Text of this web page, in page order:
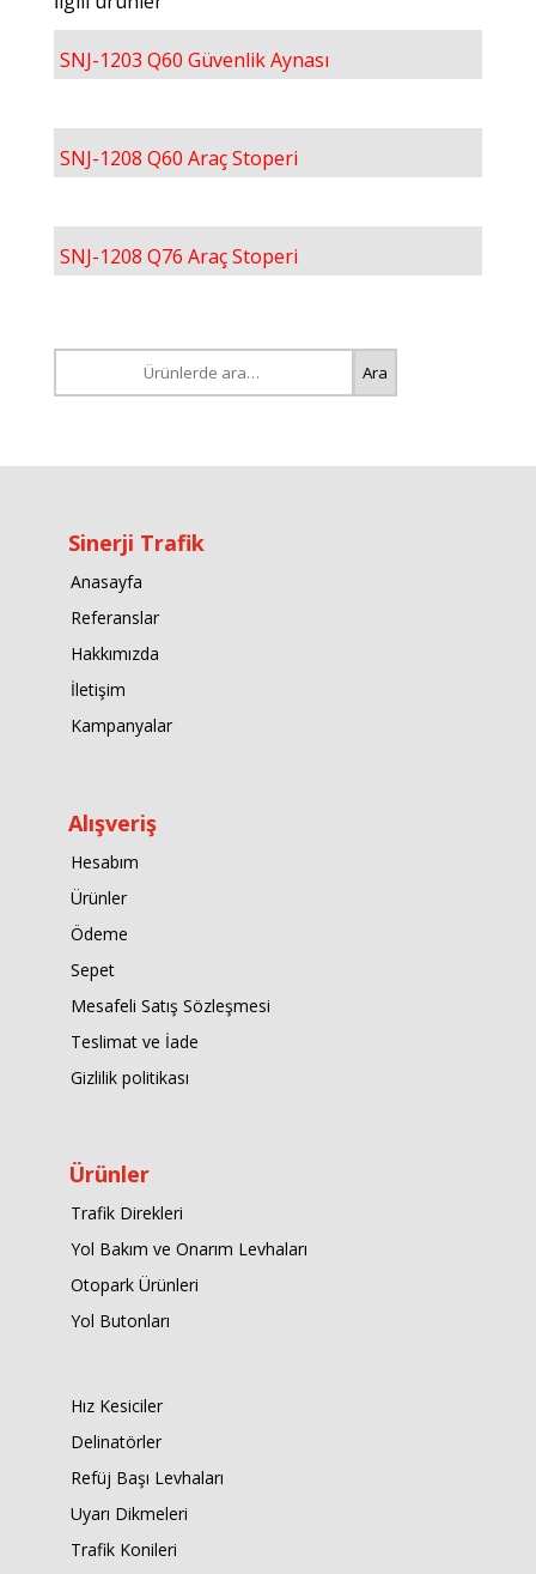
SNJ-1203 Q60 Güvenlik Aynası
SNJ-1208 Q60 Araç Stoperi
SNJ-1208 Q76 Araç Stoperi
Ara
Sinerji Trafik
Anasayfa
Referanslar
Hakkımızda
İletişim
Kampanyalar
Alışveriş
Hesabım
Ürünler
Ödeme
Sepet
Mesafeli Satış Sözleşmesi
Teslimat ve İade
Gizlilik politikası
Ürünler
Trafik Direkleri
Yol Bakım ve Onarım Levhaları
Otopark Ürünleri
Yol Butonları
Hız Kesiciler
Delinatörler
Refüj Başı Levhaları
Uyarı Dikmeleri
Trafik Konileri